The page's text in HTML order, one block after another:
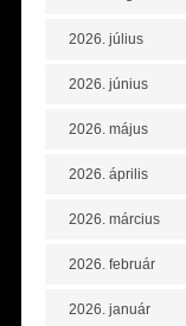
2026. július
2026. június
2026. május
2026. április
2026. március
2026. február
2026. január